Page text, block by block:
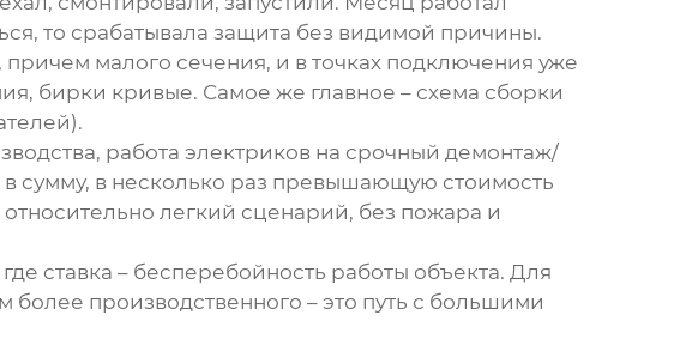
то срабатывала защита без видимой причины.
малого сечения, и в точках подключения уже
бирки кривые. Самое же главное – схема сборки
работа электриков на срочный демонтаж/
сумму, в несколько раз превышающую стоимость
легкий сценарий, без пожара и
где ставка – бесперебойность работы объекта. Для
производственного – это путь с большими